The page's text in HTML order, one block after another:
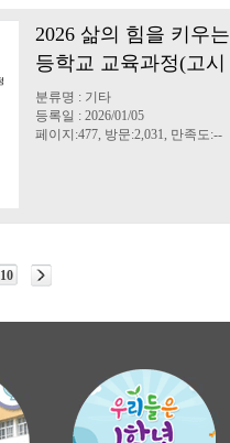
2026 삶의 힘을 키우
등학교 교육과정(고시
분류명 : 기타
등록일 : 2026/01/05
페이지:477, 방문:2,031, 만족도:--
10